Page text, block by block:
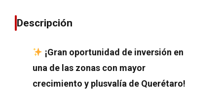
Descripción
¡Gran oportunidad de inversión en
una de las zonas con mayor
crecimiento y plusvalía de Querétaro!